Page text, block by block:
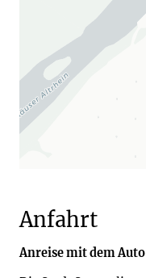
Anfahrt
Anreise mit dem Auto